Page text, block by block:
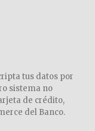
tus datos por
sistema no
de crédito,
del Banco.